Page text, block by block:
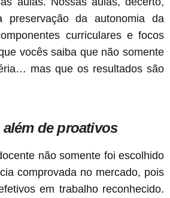
preservação da autonomia da
curriculares e focos
vocês saiba que não somente
mas que os resultados são
de proativos
não somente foi escolhido
comprovada no mercado, pois
em trabalho reconhecido.